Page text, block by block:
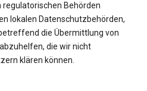
Behörden
lokalen Datenschutzbehörden,
die Übermittlung von
die wir nicht
klären können.